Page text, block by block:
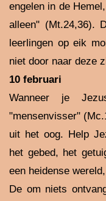
engelen in de
alleen" (Mt.24,36).
leerlingen op eik
niet door naar deze
10 februari
Wanneer je
"mensenvisser"
uit het oog. Help
het gebed, het
een heidense
De om niets